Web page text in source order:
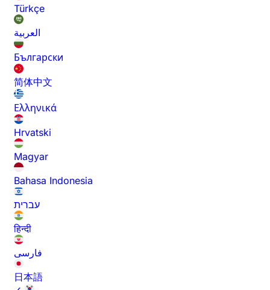
Türkçe
العربية
Български
简体中文
Ελληνικά
Hrvatski
Magyar
Bahasa Indonesia
עברית
हिन्दी
فارسی
日本語